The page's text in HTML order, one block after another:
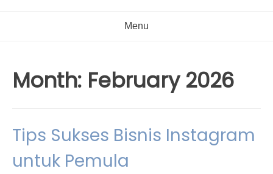
Menu
Month: February 2026
Tips Sukses Bisnis Instagram
untuk Pemula